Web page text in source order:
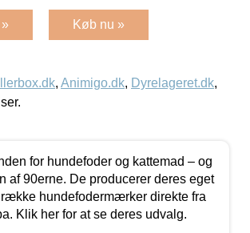
Køb nu »
, Animigo.dk, Dyrelageret.dk,
for hundefoder og kattemad – og
af 90erne. De producerer deres eget
hundefodermærker direkte fra
Klik her for at se deres udvalg.